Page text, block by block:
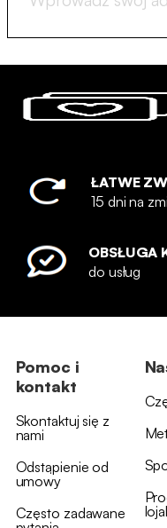
ŁATWE
15 dni na
OBSŁUGA
do usług
Pomoc i
kontakt
Skontaktuj się z
nami
Odstąpienie od
umowy
Często zadawane